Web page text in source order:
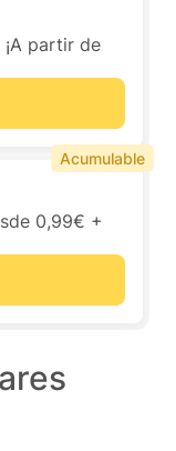
partir de
0,99€ +
Acumulable